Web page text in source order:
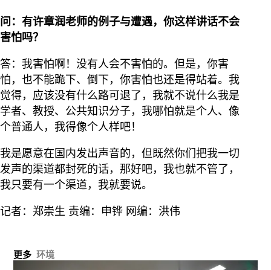
问：有许章润老师的例子与遭遇，你这样讲话不会
害怕吗？
答：我害怕啊！没有人会不害怕的。但是，你害
怕，也不能跪下、倒下，你害怕也还是得站着。我
觉得，应该没有什么路可退了，我就不说什么我是
学者、教授、公共知识分子，我哪怕就是个人、像
个普通人，我得像个人样吧！
我是愿意在国内发出声音的，但既然你们把我一切
发声的渠道都封死的话，那好吧，我也就不管了，
我只要有一个渠道，我就要说。
记者：郑崇生 责编：申铧 网编：洪伟
更多 环境